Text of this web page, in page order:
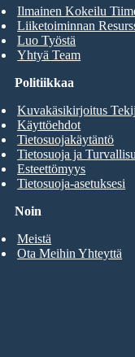
Ilmainen Kokeilu
Liiketoiminnan
Luo Työstä
Yhtyä Team
Noin
Meistä
Ota Meihin Yhteyttä
Politiikkaa
Kuvakäsikirjoitus
Käyttöehdot
Tietosuojakäytäntö
Tietosuoja ja
Esteettömyys
Tietosuoja-asetuksesi